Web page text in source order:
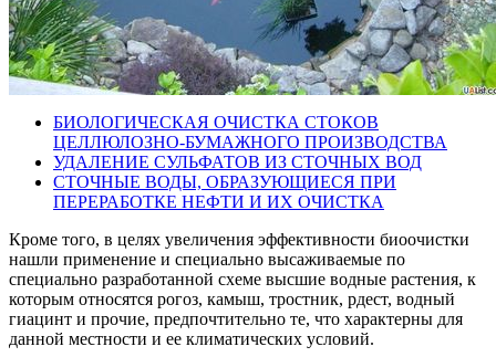
БИОЛОГИЧЕСКАЯ ОЧИСТКА СТОКОВ
ЦЕЛЛЮЛОЗНО-БУМАЖНОГО ПРОИЗВОДСТВА
УДАЛЕНИЕ СУЛЬФАТОВ ИЗ СТОЧНЫХ ВОД
СТОЧНЫЕ ВОДЫ, ОБРАЗУЮЩИЕСЯ ПРИ
ПЕРЕРАБОТКЕ НЕФТИ И ИХ ОЧИСТКА
Кроме того, в целях увеличения эффективности биоочистки
нашли применение и специально высаживаемые по
специально разработанной схеме высшие водные растения, к
которым относятся рогоз, камыш, тростник, рдест, водный
гиацинт и прочие, предпочтительно те, что характерны для
данной местности и ее климатических условий.